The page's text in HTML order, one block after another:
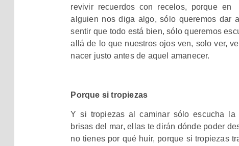
revivir recuerdos con recelos, porque en
alguien nos diga algo, sólo queremos dar
sentir que todo está bien, sólo queremos
allá de lo que nuestros ojos ven, solo ver,
nacer justo antes de aquel amanecer.
Porque si tropiezas
Y si tropiezas al caminar sólo escucha
brisas del mar, ellas te dirán dónde poder
no tienes por qué huir, porque si tropiezas